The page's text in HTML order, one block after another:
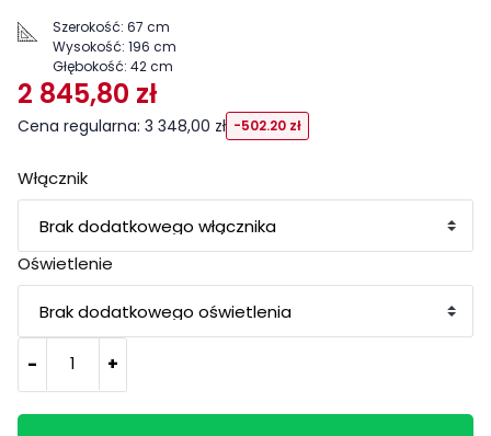
Szerokość: 67 cm
Wysokość: 196 cm
Głębokość: 42 cm
2 845,80 zł
Cena regularna: 3 348,00 zł -502.20 zł
Włącznik
Oświetlenie
- +